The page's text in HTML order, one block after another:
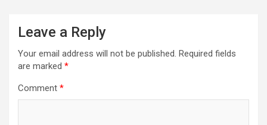
Leave a Reply
Your email address will not be published. Required fields
are marked *
Comment *